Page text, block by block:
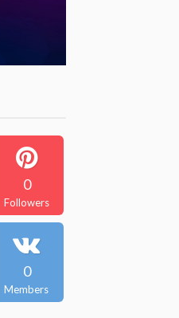
0
Followers
0
Members